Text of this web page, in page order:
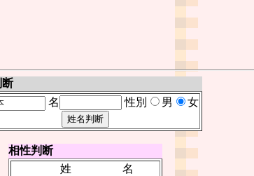
断
名 性別 男 女
相性判断
姓
名